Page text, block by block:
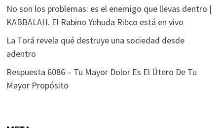
No son los problemas: es el enemigo que llevas dentro |
KABBALAH. El Rabino Yehuda Ribco está en vivo
La Torá revela qué destruye una sociedad desde
adentro
Respuesta 6086 – Tu Mayor Dolor Es El Útero De Tu
Mayor Propósito